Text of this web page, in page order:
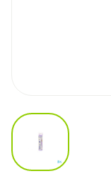
View larger